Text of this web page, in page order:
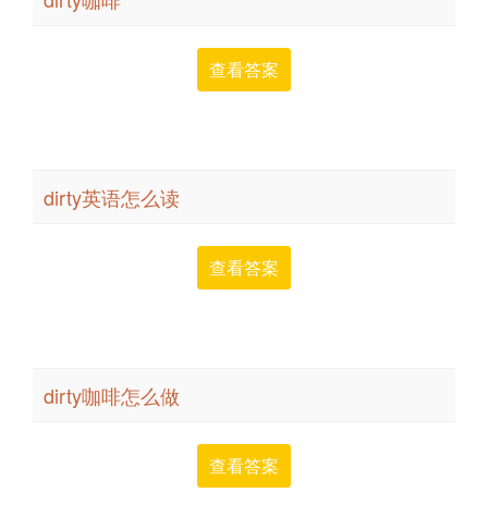
查看答案
dirty英语怎么读
查看答案
dirty咖啡怎么做
查看答案